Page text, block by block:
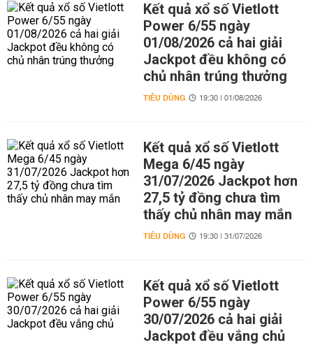
Kết quả xổ số Vietlott
Power 6/55 ngày
01/08/2026 cả hai giải
Jackpot đều không có
chủ nhân trúng thưởng
TIÊU DÙNG 19:30 | 01/08/2026
Kết quả xổ số Vietlott
Mega 6/45 ngày
31/07/2026 Jackpot hơn
27,5 tỷ đồng chưa tìm
thấy chủ nhân may mắn
TIÊU DÙNG 19:30 | 31/07/2026
Kết quả xổ số Vietlott
Power 6/55 ngày
30/07/2026 cả hai giải
Jackpot đều vắng chủ